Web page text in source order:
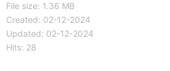
File size: 1.36 MB
Created: 02-12-2024
Updated: 02-12-2024
Hits: 28